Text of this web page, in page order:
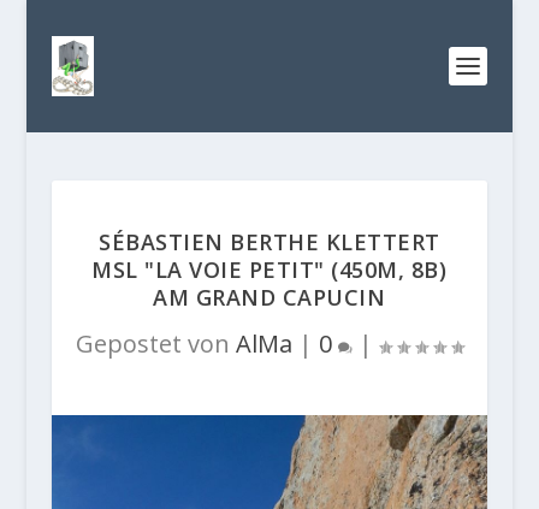
SÉBASTIEN BERTHE KLETTERT
MSL "LA VOIE PETIT" (450M, 8B)
AM GRAND CAPUCIN
Gepostet von AlMa | 0 |